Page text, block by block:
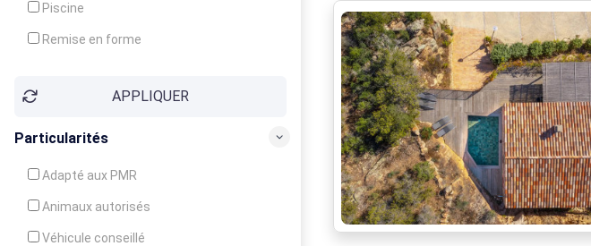
Piscine
Remise en forme
Soins du corpsAPPLIQUER
Particularités
Adapté aux PMR
Animaux autorisés
Véhicule conseillé